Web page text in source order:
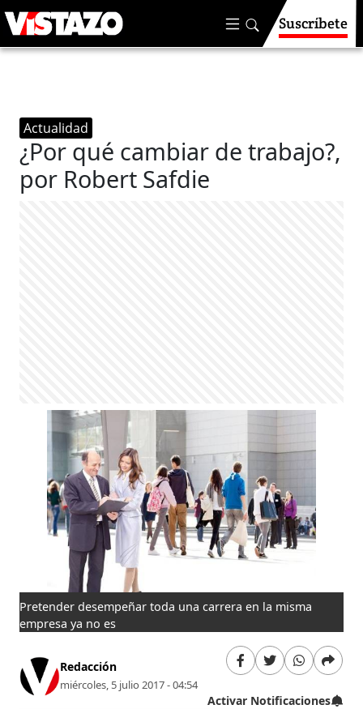
Suscríbete
Actualidad
¿Por qué cambiar de trabajo?,
por Robert Safdie
Pretender desempeñar toda una carrera en la misma
empresa ya no es
Redacción
miércoles, 5 julio 2017 - 04:54
Activar Notificaciones